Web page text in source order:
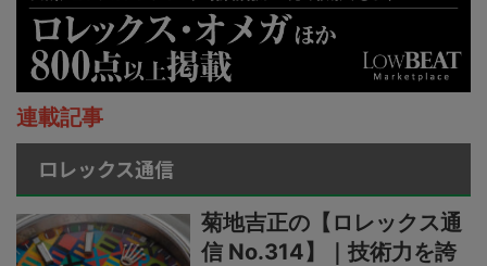
連載記事
ロレックス通信
菊地吉正の【ロレックス通
信 No.314】｜技術力を誇